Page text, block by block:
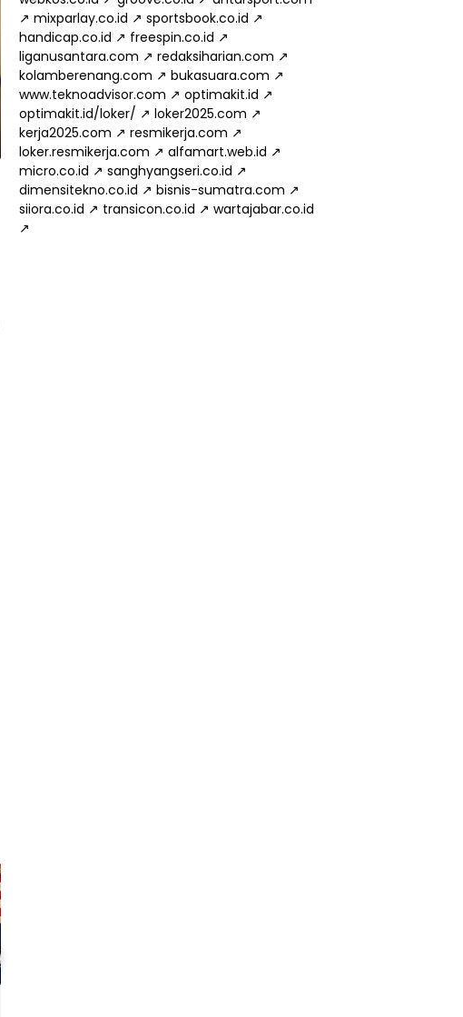
↗ mixparlay.co.id ↗ sportsbook.co.id ↗
handicap.co.id ↗ freespin.co.id ↗
liganusantara.com ↗ redaksiharian.com ↗
kolamberenang.com ↗ bukasuara.com ↗
www.teknoadvisor.com ↗ optimakit.id ↗
optimakit.id/loker/ ↗ loker2025.com ↗
kerja2025.com ↗ resmikerja.com ↗
loker.resmikerja.com ↗ alfamart.web.id ↗
micro.co.id ↗ sanghyangseri.co.id ↗
dimensitekno.co.id ↗ bisnis-sumatra.com ↗
siiora.co.id ↗ transicon.co.id ↗ wartajabar.co.id
↗